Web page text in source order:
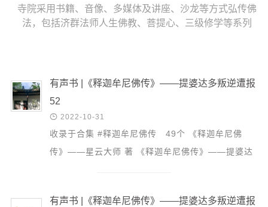
三风建设
寺院管理
道风建设
法音宣流
寺院采用书籍、音像、多媒体及讲座、沙龙等方式弘传佛
法，包括济群法师人生佛教、菩提心、三级修学等系列
有声书 |《释迦牟尼佛传》——提婆达多叛逆遭报
52
 2022-10-31
收录于合集 #释迦牟尼佛传 49个 《释迦牟尼佛
传》——星云大师 著 《释迦牟尼佛传》——提婆达
有声书 |《释迦牟尼佛传》——提婆达多叛逆遭报